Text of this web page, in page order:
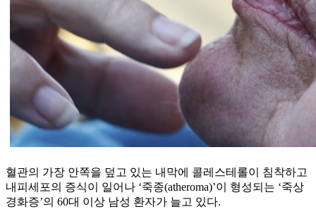
혈관의 가장 안쪽을 덮고 있는 내막에 콜레스테롤이 침착하고
내피세포의 증식이 일어나 ‘죽종(atheroma)’이 형성되는 ‘죽상
경화증’의 60대 이상 남성 환자가 늘고 있다.